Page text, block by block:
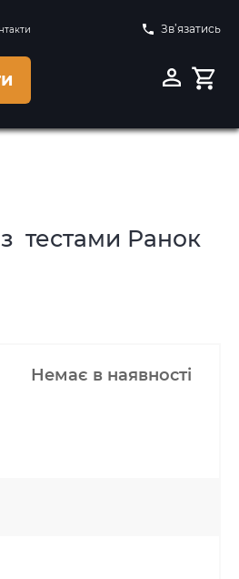
Зв’язатись
тестами Ранок
Немає в наявності